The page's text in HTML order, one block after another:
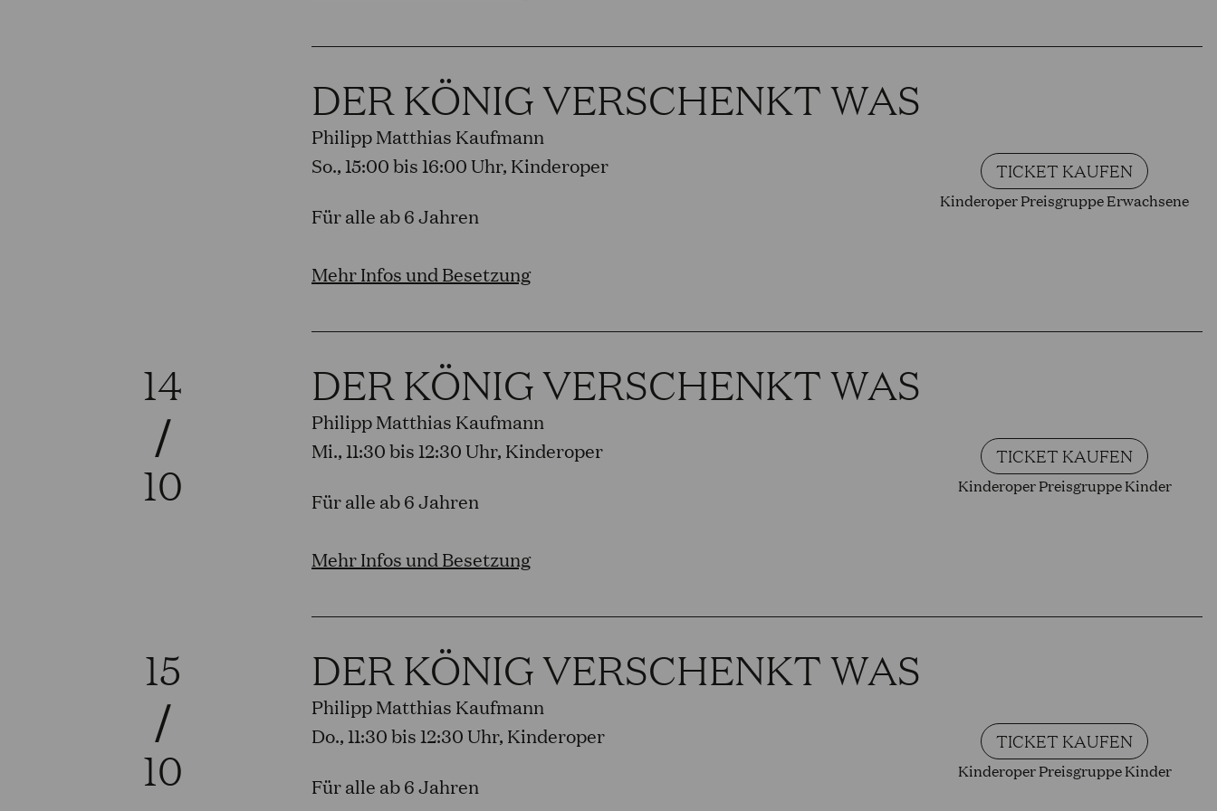
DER KÖNIG VERSCHENKT WAS
Philipp Matthias Kaufmann
So., 15:00 bis 16:00 Uhr, Kinderoper
Für alle ab 6 Jahren
Mehr Infos und Besetzung
TICKET KAUFEN
Kinderoper Preisgruppe Erwachsene
14
/
10
DER KÖNIG VERSCHENKT WAS
Philipp Matthias Kaufmann
Mi., 11:30 bis 12:30 Uhr, Kinderoper
Für alle ab 6 Jahren
Mehr Infos und Besetzung
TICKET KAUFEN
Kinderoper Preisgruppe Kinder
15
/
10
DER KÖNIG VERSCHENKT WAS
Philipp Matthias Kaufmann
Do., 11:30 bis 12:30 Uhr, Kinderoper
Für alle ab 6 Jahren
TICKET KAUFEN
Kinderoper Preisgruppe Kinder